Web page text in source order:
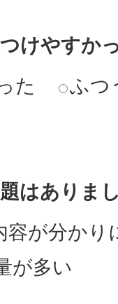
けやすか
た
ふつ
はありま
容が分かり
が多い